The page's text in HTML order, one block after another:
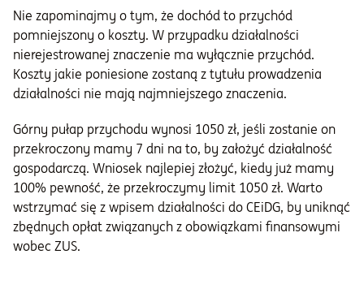
Nie zapominajmy o tym, że dochód to przychód
pomniejszony o koszty. W przypadku działalności
nierejestrowanej znaczenie ma wyłącznie przychód.
Koszty jakie poniesione zostaną z tytułu prowadzenia
działalności nie mają najmniejszego znaczenia.
Górny pułap przychodu wynosi 1050 zł, jeśli zostanie on
przekroczony mamy 7 dni na to, by założyć działalność
gospodarczą. Wniosek najlepiej złożyć, kiedy już mamy
100% pewność, że przekroczymy limit 1050 zł. Warto
wstrzymać się z wpisem działalności do CEiDG, by uniknąć
zbędnych opłat związanych z obowiązkami finansowymi
wobec ZUS.